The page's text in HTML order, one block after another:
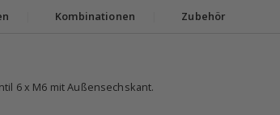
Kombinationen Zubehör
6 x M6 mit Außensechskant.